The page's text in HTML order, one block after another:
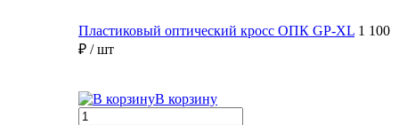
Пластиковый оптический кросс ОПК GP-XL 1 100
₽ / шт
В корзину